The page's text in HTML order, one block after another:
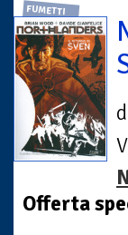
FUMETTI
Offerta